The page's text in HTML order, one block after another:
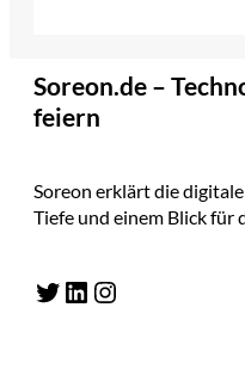
Soreon.de –
feiern
Soreon erklärt die
Tiefe und einem Blick für
Twitter LinkedIn Instagram